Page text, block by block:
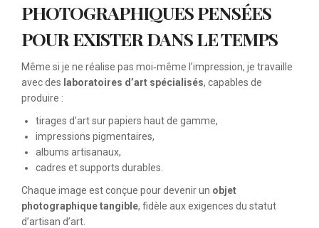
PHOTOGRAPHIQUES PENSÉES
POUR EXISTER DANS LE TEMPS
Même si je ne réalise pas moi‑même l’impression, je travaille
avec des laboratoires d’art spécialisés, capables de
produire :
tirages d’art sur papiers haut de gamme,
impressions pigmentaires,
albums artisanaux,
cadres et supports durables.
Chaque image est conçue pour devenir un objet
photographique tangible, fidèle aux exigences du statut
d’artisan d’art.